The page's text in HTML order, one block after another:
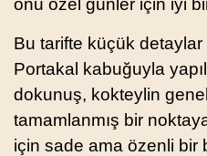
onu özel günler için iyi
Bu tarifte küçük detaylar
Portakal kabuğuyla
dokunuş, kokteylin
tamamlanmış bir
için sade ama özenli bir